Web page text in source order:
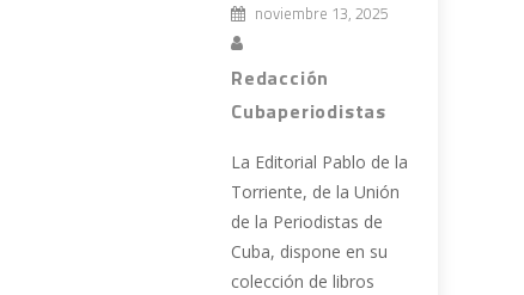
noviembre 13, 2025
Redacción
Cubaperiodistas
La Editorial Pablo de la
Torriente, de la Unión
de la Periodistas de
Cuba, dispone en su
colección de libros